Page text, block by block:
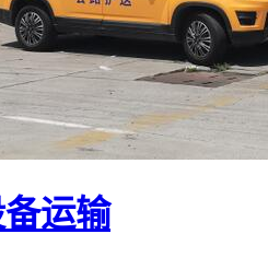
运输